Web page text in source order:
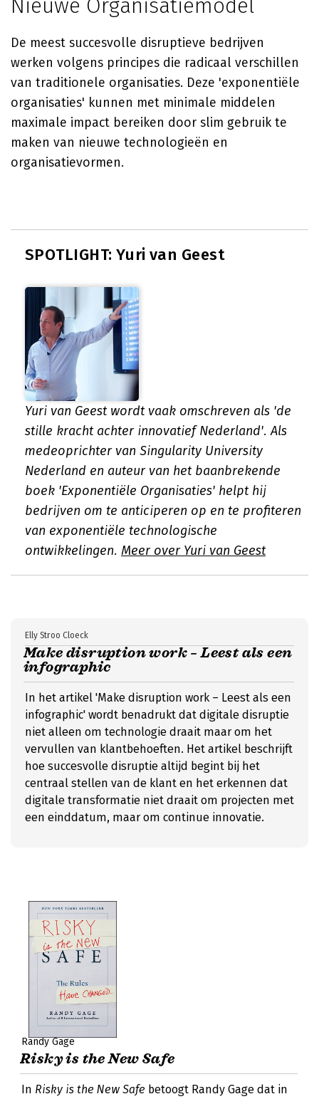
Nieuwe Organisatiemodel
De meest succesvolle disruptieve bedrijven
werken volgens principes die radicaal verschillen
van traditionele organisaties. Deze 'exponentiële
organisaties' kunnen met minimale middelen
maximale impact bereiken door slim gebruik te
maken van nieuwe technologieën en
organisatievormen.
SPOTLIGHT: Yuri van Geest
Yuri van Geest wordt vaak omschreven als 'de
stille kracht achter innovatief Nederland'. Als
medeoprichter van Singularity University
Nederland en auteur van het baanbrekende
boek 'Exponentiële Organisaties' helpt hij
bedrijven om te anticiperen op en te profiteren
van exponentiële technologische
ontwikkelingen. Meer over Yuri van Geest
Make disruption work – Leest als een
infographic
Elly Stroo Cloeck
In het artikel 'Make disruption work – Leest als een
infographic' wordt benadrukt dat digitale disruptie
niet alleen om technologie draait maar om het
vervullen van klantbehoeften. Het artikel beschrijft
hoe succesvolle disruptie altijd begint bij het
centraal stellen van de klant en het erkennen dat
digitale transformatie niet draait om projecten met
een einddatum, maar om continue innovatie.
Randy Gage
Risky is the New Safe
In Risky is the New Safe betoogt Randy Gage dat in